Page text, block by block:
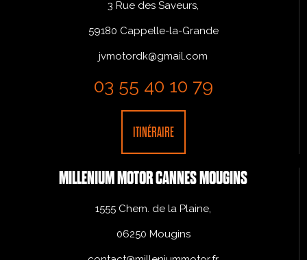
3 Rue des Saveurs,
59180 Cappelle-la-Grande
jvmotordk@gmail.com
03 55 40 10 79
ITINÉRAIRE
MILLENIUM MOTOR CANNES MOUGINS
1555 Chem. de la Plaine,
06250 Mougins